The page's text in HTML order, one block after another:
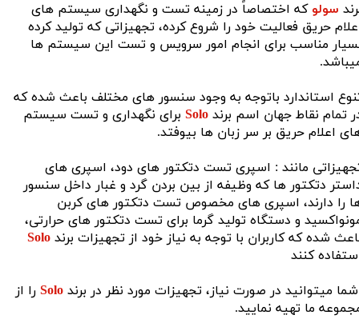
سولو که اختصاصاً در زمینه تست و نگهداری سیستم های
حریق فعالیت خود را شروع کرده، تجهیزاتی که تولید کرده
مناسب برای انجام امور سرویس و تست این سیستم ها
استاندارد باتوجه به وجود سنسور های مختلف باعث شده که
تمام نقاط جهان اسم برندSolo برای نگهداری و تست سیستم
اعلام حریق بر سر زبان ها بیوفتد.
مانند : اسپری تست دتکتور های دود، اسپری های
دتکتور ها که وظیفه از بین بردن گرد و غبار داخل سنسور
را دارند، اسپری های مخصوص تست دتکتور های کربن
و دستگاه تولید گرما برای تست دتکتور های حرارتی،
شده که کاربران با توجه به نیاز خود از تجهیزات برندSolo
کنند
میتوانید در صورت نیاز، تجهیزات مورد نظر در برندSolo را از
ما تهیه نمایید.